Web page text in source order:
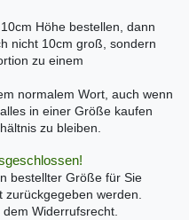
Höhe bestellen, dann
nicht 10cm groß, sondern
zu einem
normalem Wort, auch wenn
in einer Größe kaufen
zu bleiben.
bestellter Größe für Sie
zurückgegeben werden.
Widerrufsrecht.